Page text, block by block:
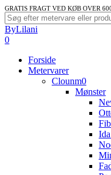
Skip
to
main
content
GRATIS FRAGT VED KØB OVER
Close
Search
ByLilani
search
account
0
Forside
Metervarer
Clounm0
Mønster